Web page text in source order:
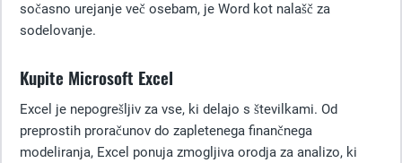
sočasno urejanje več osebam, je Word kot nalašč za
sodelovanje.
Kupite Microsoft Excel
Excel je nepogrešljiv za vse, ki delajo s številkami. Od
preprostih proračunov do zapletenega finančnega
modeliranja, Excel ponuja zmogljiva orodja za analizo, ki